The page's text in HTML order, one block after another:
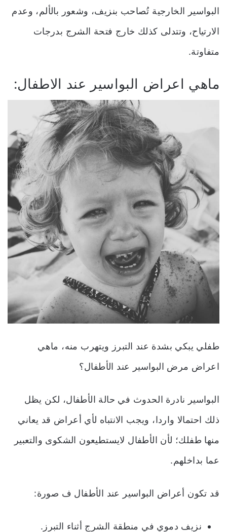
البواسير الخارجية تُصاحب بنزيف، وشعور بالألم، وعدم
الارتياح، وتتدلى كذلك خارج فتحة الشرج بدرجات
متفاوتة.
ماهي اعراض البواسير عند الاطفال:
طفلي يبكي بشدة عند التبرز ويتهرب منه، ماهي
اعراض مرض البواسير عند الأطفال؟
البواسير نادرة الحدوث في حالة الأطفال، لكن يظل
ذلك احتمالا واردا، ويجب الانتباه لأي أعراض قد يعاني
منها طفلك؛ لأن الأطفال لايستطيعون الشكوى والتعبير
عما بداخلهم.
قد تكون أعراض البواسير عند الأطفال ف صورة:
نزيف دموي في منطقة الشرج أثناء التبرز.